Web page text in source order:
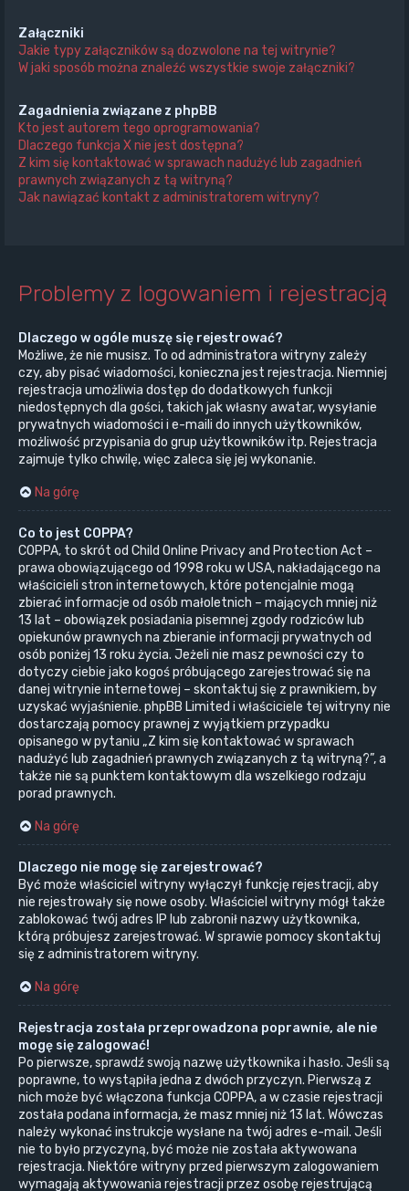
Załączniki
Jakie typy załączników są dozwolone na tej witrynie?
W jaki sposób można znaleźć wszystkie swoje załączniki?
Zagadnienia związane z phpBB
Kto jest autorem tego oprogramowania?
Dlaczego funkcja X nie jest dostępna?
Z kim się kontaktować w sprawach nadużyć lub zagadnień
prawnych związanych z tą witryną?
Jak nawiązać kontakt z administratorem witryny?
Problemy z logowaniem i rejestracją
Dlaczego w ogóle muszę się rejestrować?
Możliwe, że nie musisz. To od administratora witryny zależy
czy, aby pisać wiadomości, konieczna jest rejestracja. Niemniej
rejestracja umożliwia dostęp do dodatkowych funkcji
niedostępnych dla gości, takich jak własny awatar, wysyłanie
prywatnych wiadomości i e-maili do innych użytkowników,
możliwość przypisania do grup użytkowników itp. Rejestracja
zajmuje tylko chwilę, więc zaleca się jej wykonanie.
Na górę
Co to jest COPPA?
COPPA, to skrót od Child Online Privacy and Protection Act –
prawa obowiązującego od 1998 roku w USA, nakładającego na
właścicieli stron internetowych, które potencjalnie mogą
zbierać informacje od osób małoletnich – mających mniej niż
13 lat – obowiązek posiadania pisemnej zgody rodziców lub
opiekunów prawnych na zbieranie informacji prywatnych od
osób poniżej 13 roku życia. Jeżeli nie masz pewności czy to
dotyczy ciebie jako kogoś próbującego zarejestrować się na
danej witrynie internetowej – skontaktuj się z prawnikiem, by
uzyskać wyjaśnienie. phpBB Limited i właściciele tej witryny nie
dostarczają pomocy prawnej z wyjątkiem przypadku
opisanego w pytaniu „Z kim się kontaktować w sprawach
nadużyć lub zagadnień prawnych związanych z tą witryną?”, a
także nie są punktem kontaktowym dla wszelkiego rodzaju
porad prawnych.
Na górę
Dlaczego nie mogę się zarejestrować?
Być może właściciel witryny wyłączył funkcję rejestracji, aby
nie rejestrowały się nowe osoby. Właściciel witryny mógł także
zablokować twój adres IP lub zabronił nazwy użytkownika,
którą próbujesz zarejestrować. W sprawie pomocy skontaktuj
się z administratorem witryny.
Na górę
Rejestracja została przeprowadzona poprawnie, ale nie
mogę się zalogować!
Po pierwsze, sprawdź swoją nazwę użytkownika i hasło. Jeśli są
poprawne, to wystąpiła jedna z dwóch przyczyn. Pierwszą z
nich może być włączona funkcja COPPA, a w czasie rejestracji
została podana informacja, że masz mniej niż 13 lat. Wówczas
należy wykonać instrukcje wysłane na twój adres e-mail. Jeśli
nie to było przyczyną, być może nie została aktywowana
rejestracja. Niektóre witryny przed pierwszym zalogowaniem
wymagają aktywowania rejestracji przez osobę rejestrującą